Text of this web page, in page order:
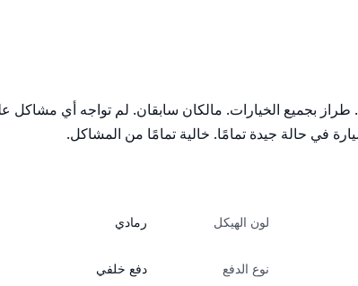
لون الهيكل رمادي
نوع الدفع
دفع خلفي